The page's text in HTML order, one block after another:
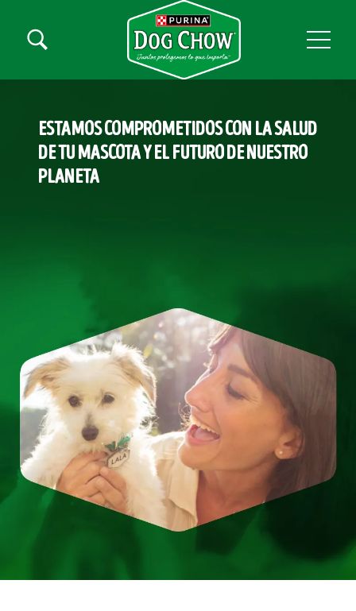
Menú secundario Dog Chow
Menú Principal Dog Chow
ESTAMOS COMPROMETIDOS CON LA SALUD
DE TU MASCOTA Y EL FUTURO DE NUESTRO
PLANETA